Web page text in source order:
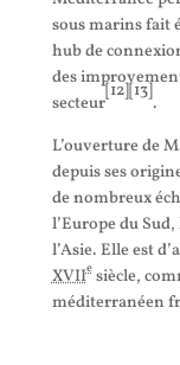
sous marins fait
hub de
des
secteur
[12][13]
.
L’ouverture de
depuis ses
de nombreux
l’Europe du
l’Asie. Elle est
XVIIesiècle,
méditerranéen